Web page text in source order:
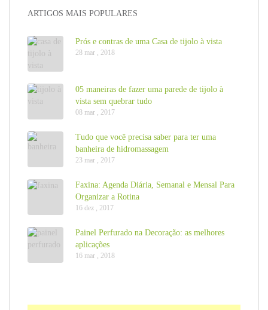
ARTIGOS MAIS POPULARES
Prós e contras de uma Casa de tijolo à vista
28 mar , 2018
05 maneiras de fazer uma parede de tijolo à
vista sem quebrar tudo
08 mar , 2017
Tudo que você precisa saber para ter uma
banheira de hidromassagem
23 mar , 2017
Faxina: Agenda Diária, Semanal e Mensal Para
Organizar a Rotina
16 dez , 2017
Painel Perfurado na Decoração: as melhores
aplicações
16 mar , 2018